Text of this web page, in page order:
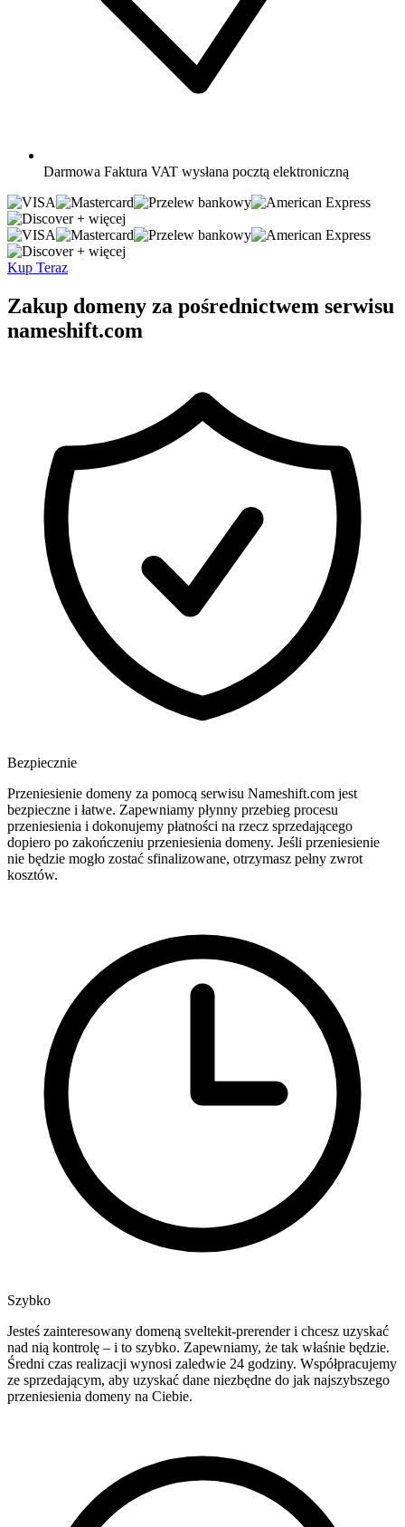
Darmowa Faktura VAT wysłana pocztą elektroniczną
+ więcej
+ więcej
Kup Teraz
Zakup domeny za pośrednictwem serwisu
nameshift.com
Bezpiecznie
Przeniesienie domeny za pomocą serwisu Nameshift.com jest
bezpieczne i łatwe. Zapewniamy płynny przebieg procesu
przeniesienia i dokonujemy płatności na rzecz sprzedającego
dopiero po zakończeniu przeniesienia domeny. Jeśli przeniesienie
nie będzie mogło zostać sfinalizowane, otrzymasz pełny zwrot
kosztów.
Szybko
Jesteś zainteresowany domeną sveltekit-prerender i chcesz uzyskać
nad nią kontrolę – i to szybko. Zapewniamy, że tak właśnie będzie.
Średni czas realizacji wynosi zaledwie 24 godziny. Współpracujemy
ze sprzedającym, aby uzyskać dane niezbędne do jak najszybszego
przeniesienia domeny na Ciebie.